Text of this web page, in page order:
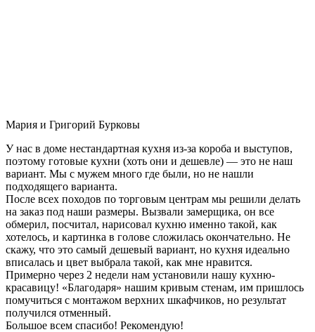
Мария и Григорий Бурковы
У нас в доме нестандартная кухня из-за короба и выступов,
поэтому готовые кухни (хоть они и дешевле) — это не наш
вариант. Мы с мужем много где были, но не нашли
подходящего варианта.
После всех походов по торговым центрам мы решили делать
на заказ под наши размеры. Вызвали замерщика, он все
обмерил, посчитал, нарисовал кухню именно такой, как
хотелось, и картинка в голове сложилась окончательно. Не
скажу, что это самый дешевый вариант, но кухня идеально
вписалась и цвет выбрала такой, как мне нравится.
Примерно через 2 недели нам установили нашу кухню-
красавицу! «Благодаря» нашим кривым стенам, им пришлось
помучиться с монтажом верхних шкафчиков, но результат
получился отменный.
Большое всем спасибо! Рекомендую!